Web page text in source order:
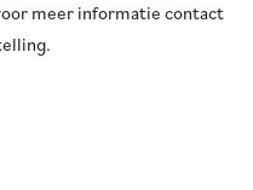
meer informatie contact